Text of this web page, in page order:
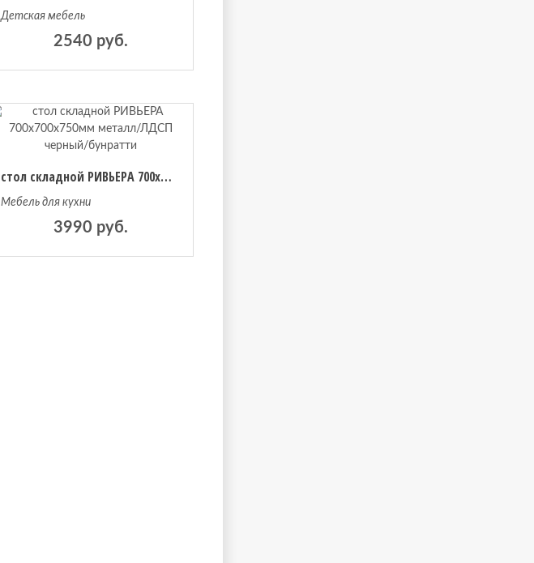
Детская мебель
2540 руб.
стол складной РИВЬЕРА 700х700х750мм металл/ЛДСП черный/бунратти
Мебель для кухни
3990 руб.